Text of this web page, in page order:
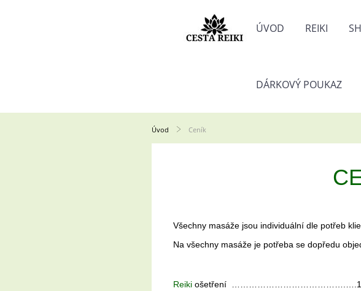
ÚVOD REIKI
DÁRKOVÝ POUKAZ
Úvod Ceník
Všechny masáže jsou individuální dle potřeb
Na všechny masáže je potřeba se dopředu
Reiki ošetření ………………………………….….1